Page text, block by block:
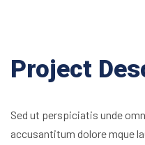
Project
Sed ut perspiciatis unde
accusantitum dolore mque